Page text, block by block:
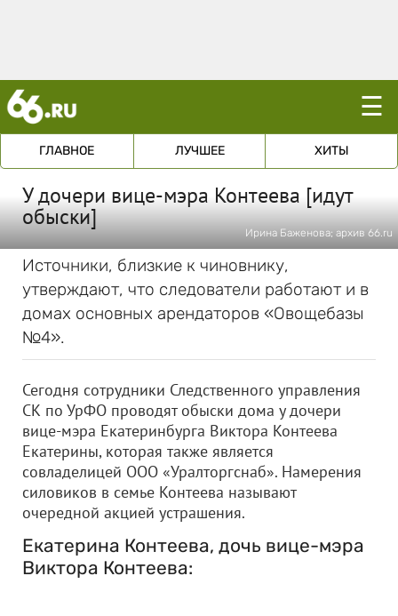
☰
ГЛАВНОЕ ЛУЧШЕЕ ХИТЫ
У дочери вице-мэра Контеева [идут
обыски]
Ирина Баженова; архив 66.ru
Источники, близкие к чиновнику,
утверждают, что следователи работают и в
домах основных арендаторов «Овощебазы
№4».
Сегодня сотрудники Следственного управления
СК по УрФО проводят обыски дома у дочери
вице-мэра Екатеринбурга Виктора Контеева
Екатерины, которая также является
совладелицей ООО «Уралторгснаб». Намерения
силовиков в семье Контеева называют
очередной акцией устрашения.
Екатерина Контеева, дочь вице-мэра
Виктора Контеева: